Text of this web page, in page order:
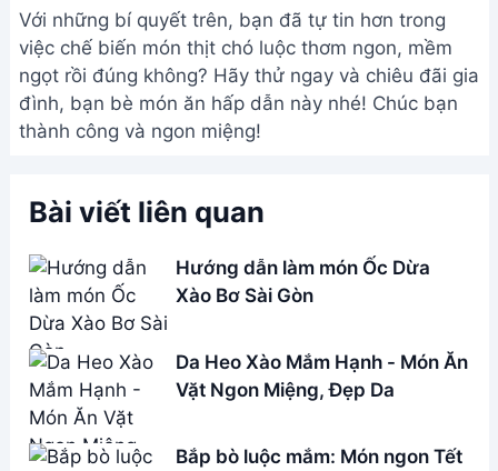
Với những bí quyết trên, bạn đã tự tin hơn trong
việc chế biến món thịt chó luộc thơm ngon, mềm
ngọt rồi đúng không? Hãy thử ngay và chiêu đãi gia
đình, bạn bè món ăn hấp dẫn này nhé! Chúc bạn
thành công và ngon miệng!
Bài viết liên quan
Hướng dẫn làm món Ốc Dừa
Xào Bơ Sài Gòn
Da Heo Xào Mắm Hạnh - Món Ăn
Vặt Ngon Miệng, Đẹp Da
Bắp bò luộc mắm: Món ngon Tết